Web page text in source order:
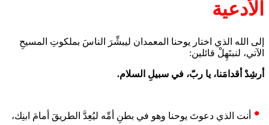
الأدعية
إلى الله الذي اختار يوحنا المعمدان ليبشِّرَ الناسَ بملكوتِ المسيحِ
الآتي، لنبتَهِلْ قائلين:
أرشِدْ أقدامَنا، يا ربّ، في سبيلِ السلام.
أنت الذي دعوتَ يوحنا وهو في بطنِ أمِّه ليُعِدَّ الطريقَ أمامَ ابنِك،